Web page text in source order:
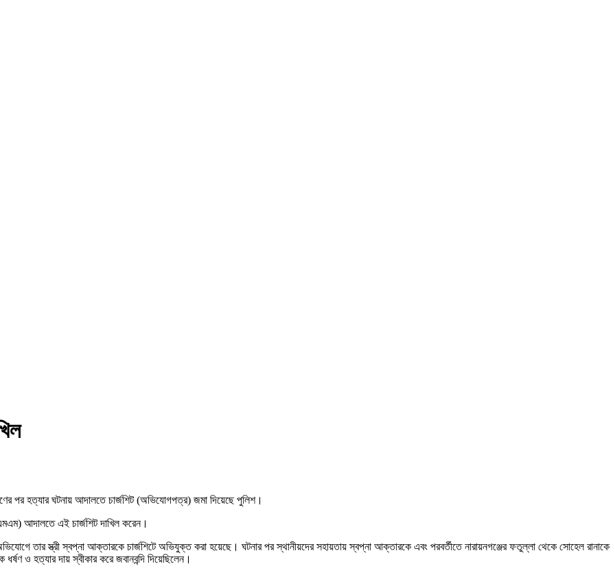
পর হত্যার ঘটনায় আদালতে চার্জশিট (অভিযোগপত্র) জমা দিয়েছে পুলিশ।
আদালতে এই চার্জশিট দাখিল করেন।
তার স্ত্রী স্বপ্না আক্তারকে চার্জশিটে অভিযুক্ত করা হয়েছে। ঘটনার পর স্থানীয়দের সহায়তায় স্বপ্না আক্তারকে এবং পরবর্তীতে নারায়নগঞ্জের ফতুল্লা থেকে সোহেল রানাকে
ও হত্যার দায় স্বীকার করে জবানবন্দি দিয়েছিলেন।